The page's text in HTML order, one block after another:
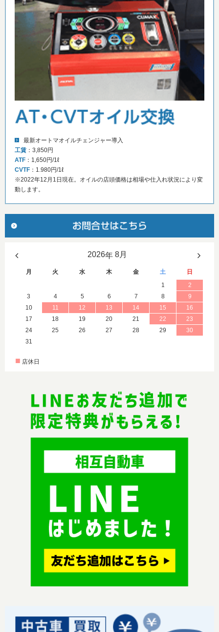
最新オートマオイルチェンジャー導入
工賃 ：3,850円
ATF ：1,650円/1ℓ
CVTF ：1.980円/1ℓ
※2022年12月1日現在。オイルの店頭価格は相場や仕入れ状況により変
動します。
年
月 火 水 木 金 土
日
1
2
3
4 5 6 7 8
9
10
11 12 13 14 15
16
17
18 19 20 21 22
23
24
25 26 27 28 29
30
31
■ 店休日